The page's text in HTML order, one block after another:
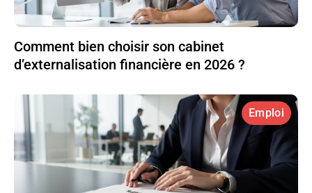
Comment bien choisir son cabinet
d’externalisation financière en 2026 ?
Emploi